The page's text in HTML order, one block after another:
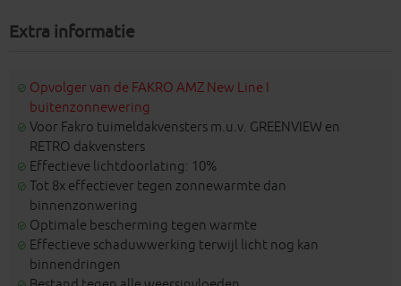
Extra informatie
Opvolger van de FAKRO AMZ New Line I
buitenzonnewering
Voor Fakro tuimeldakvensters m.u.v. GREENVIEW en
RETRO dakvensters
Effectieve lichtdoorlating: 10%
Tot 8x effectiever tegen zonnewarmte dan
binnenzonwering
Optimale bescherming tegen warmte
Effectieve schaduwwerking terwijl licht nog kan
binnendringen